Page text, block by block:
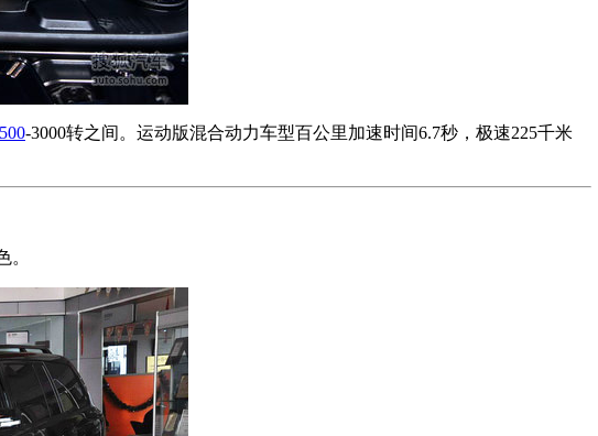
500-3000转之间。运动版混合动力车型百公里加速时间6.7秒，极速225千米
。